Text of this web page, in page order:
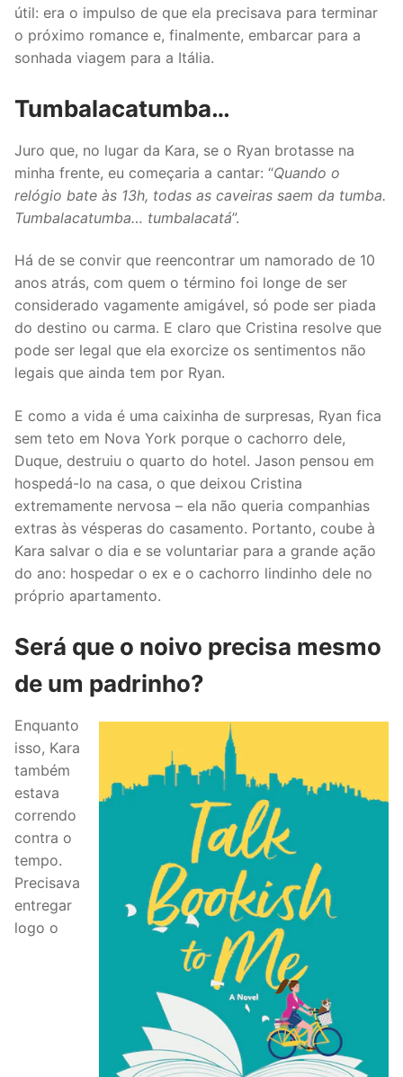
útil: era o impulso de que ela precisava para terminar
o próximo romance e, finalmente, embarcar para a
sonhada viagem para a Itália.
Tumbalacatumba…
Juro que, no lugar da Kara, se o Ryan brotasse na
minha frente, eu começaria a cantar: “Quando o
relógio bate às 13h, todas as caveiras saem da tumba.
Tumbalacatumba… tumbalacatá”.
Há de se convir que reencontrar um namorado de 10
anos atrás, com quem o término foi longe de ser
considerado vagamente amigável, só pode ser piada
do destino ou carma. E claro que Cristina resolve que
pode ser legal que ela exorcize os sentimentos não
legais que ainda tem por Ryan.
E como a vida é uma caixinha de surpresas, Ryan fica
sem teto em Nova York porque o cachorro dele,
Duque, destruiu o quarto do hotel. Jason pensou em
hospedá-lo na casa, o que deixou Cristina
extremamente nervosa – ela não queria companhias
extras às vésperas do casamento. Portanto, coube à
Kara salvar o dia e se voluntariar para a grande ação
do ano: hospedar o ex e o cachorro lindinho dele no
próprio apartamento.
Será que o noivo precisa mesmo
de um padrinho?
Enquanto
isso, Kara
também
estava
correndo
contra o
tempo.
Precisava
entregar
logo o